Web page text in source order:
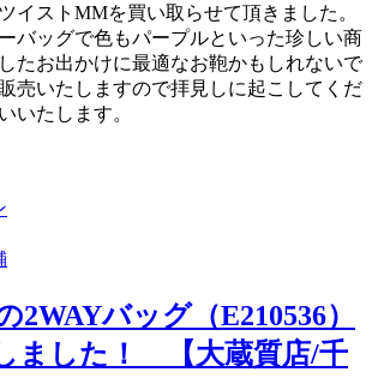
イストMMを買い取らせて頂きました。
バッグで色もパープルといった珍しい商
たお出かけに最適なお鞄かもしれないで
売いたしますので拝見しに起こしてくだ
いたします。
2WAYバッグ（E210536）
ました！ 【大蔵質店/千